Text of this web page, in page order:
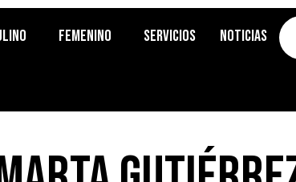
Femenino Servicios Noticias